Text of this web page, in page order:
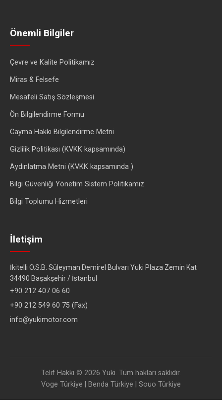
Önemli Bilgiler
Çevre ve Kalite Politikamız
Miras & Felsefe
Mesafeli Satış Sözleşmesi
Ön Bilgilendirme Formu
Cayma Hakkı Bilgilendirme Metni
Gizlilik Politikası (KVKK kapsamında)
Aydınlatma Metni (KVKK kapsamında )
Bilgi Güvenliği Yönetim Sistem Politikamız
Bilgi Toplumu Hizmetleri
İletişim
İkitelli O.S.B. Süleyman Demirel Bulvarı Yuki Plaza Zemin Kat
34490 Başakşehir / İstanbul
+90 212 407 06 60
+90 212 549 60 75 (Fax)
info@yukimotor.com
Telif Hakkı © 2026 Yuki. Tüm hakları saklıdır.
Voge Türkiye
Benda Türkiye Souo Türkiye